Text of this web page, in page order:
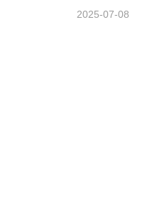
2025-07-08